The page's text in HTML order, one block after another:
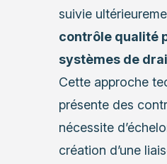
suivie
contrôle qualité
systèmes de
Cette approche
présente des
nécessite
création d’une